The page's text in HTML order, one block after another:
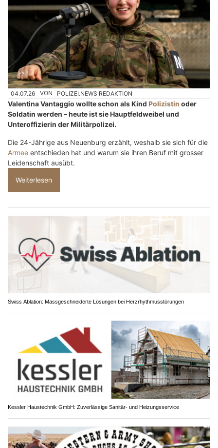
04.07.26 VON POLIZEI.NEWS REDAKTION
Valentina Vantaggio wollte schon als Kind Polizistin oder
Soldatin werden – heute ist sie Hauptfeldweibel und
Unteroffizierin der Militärpolizei.
Die 24-Jährige aus Neuenburg erzählt, weshalb sie sich für die
Armee entschieden hat und warum sie ihren Beruf mit grosser
Leidenschaft ausübt.
Weiterlesen
Swiss Ablation: Massgeschneiderte Lösungen bei Herzrhythmusstörungen
Kessler Haustechnik GmbH: Zuverlässige Sanitär- und Heizungsservice